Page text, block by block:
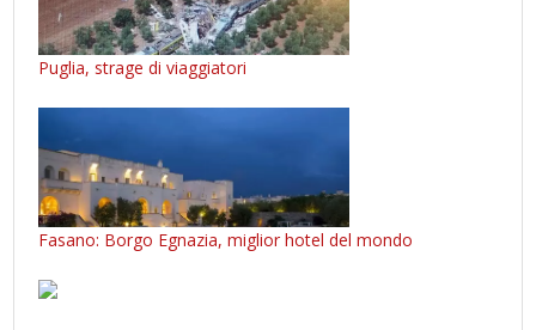
Puglia, strage di viaggiatori
Fasano: Borgo Egnazia, miglior hotel del mondo